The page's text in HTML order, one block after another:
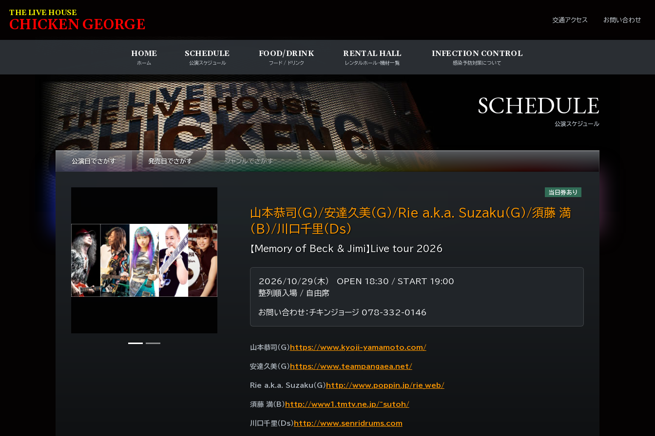
THE LIVE HOUSE
CHICKENGEORGE 交通アクセス お問い合わせ
HOME
ホーム
SCHEDULE
公演スケジュール
FOOD/DRINK
フード / ドリンク
RENTAL HALL
レンタルホール・機材一覧
INFECTION CONTROL
感染予防対策について
公演スケジュール
SCHEDULE
公演日でさがす 発売日でさがす ジャンルでさがす
当日券あり
【Memory of Beck & Jimi】Live tour 2026
山本恭司（G）/安達久美（G）/Rie a.k.a. Suzaku（G）/須藤 満
（B）/川口千里（Ds）
2026/10/29（木） OPEN 18:30 / START 19:00
整列順入場 / 自由席
お問い合わせ：チキンジョージ 078-332-0146
山本恭司（G） https://www.kyoji-yamamoto.com/
安達久美（G） https://www.teampangaea.net/
Rie a.k.a. Suzaku（G） http://www.poppin.jp/rie_web/
須藤 満（B） http://www1.tmtv.ne.jp/~sutoh/
川口千里（Ds） http://www.senridrums.com